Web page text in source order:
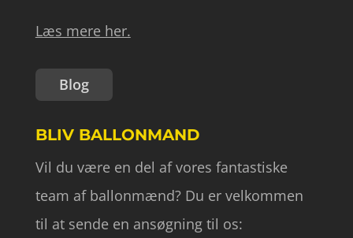
Læs mere her.
Blog
BLIV BALLONMAND
Vil du være en del af vores fantastiske
team af ballonmænd? Du er velkommen
til at sende en ansøgning til os: